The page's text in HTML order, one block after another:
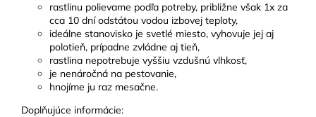
rastlinu polievame podľa potreby, približne však 1x za
cca 10 dní odstátou vodou izbovej teploty,
ideálne stanovisko je svetlé miesto, vyhovuje jej aj
polotieň, prípadne zvládne aj tieň,
rastlina nepotrebuje vyššiu vzdušnú vlhkosť,
je nenáročná na pestovanie,
hnojíme ju raz mesačne.
Doplňujúce informácie: